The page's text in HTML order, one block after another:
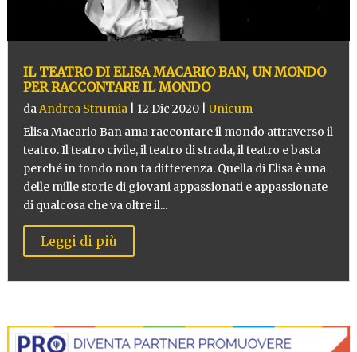
IL TEATRO DI ELISA MACARIO BAN, UN MONDO
PER RACCONTARE IL MONDO
daAndrea Strumia| 12 Dic 2020| Unicum
Elisa Macario Ban ama raccontare il mondo attraverso il
teatro. Il teatro civile, il teatro di strada, il teatro e basta
perché in fondo non fa differenza. Quella di Elisa è una
delle mille storie di giovani appassionati e appassionate
di qualcosa che va oltre il...
Leggi di più